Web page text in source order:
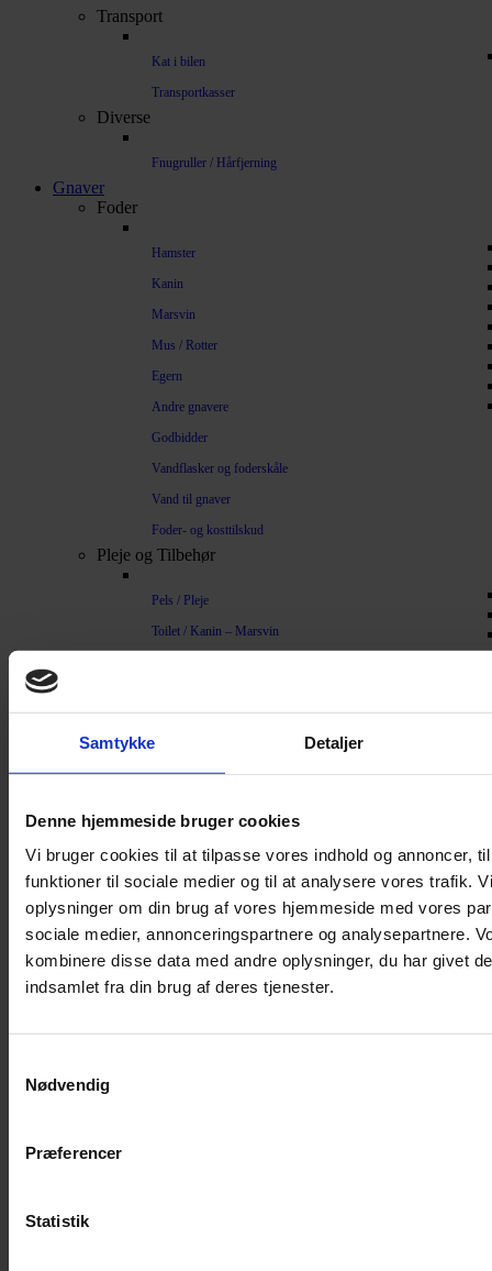
Samtykke Detaljer
Denne hjemmeside bruger cookies
Vi bruger cookies til at tilpasse vores indhold og annoncer,
funktioner til sociale medier og til at analysere vores trafik.
oplysninger om din brug af vores hjemmeside med vores
sociale medier, annonceringspartnere og analysepartnere.
kombinere disse data med andre oplysninger, du har givet
indsamlet fra din brug af deres tjenester.
Nødvendig
Præferencer
Statistik
Transport
Kat i bilen
Transportkasser
Diverse
Fnugruller / Hårfjerning
Gnaver
Foder
Hamster
Kanin
Marsvin
Mus / Rotter
Egern
Andre gnavere
Godbidder
Vandflasker og foderskåle
Vand til gnaver
Foder- og kosttilskud
Pleje og Tilbehør
Pels / Pleje
Toilet / Kanin – Marsvin
Bure
Hamsterbur
Kaninbur
Rottebur
Marsvinebur
Overdækning løbegård